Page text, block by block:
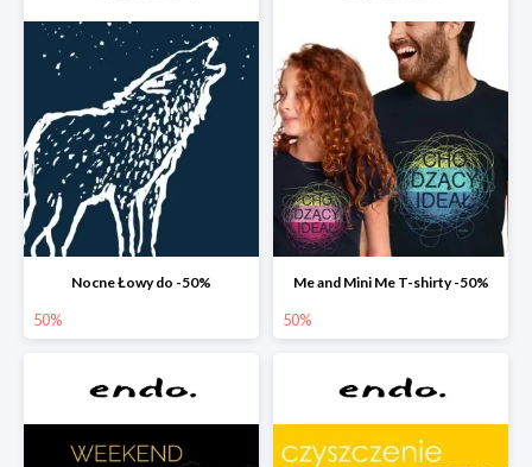
Nocne Łowy do -50%
50%
Me and Mini Me T-shirty -50%
50%